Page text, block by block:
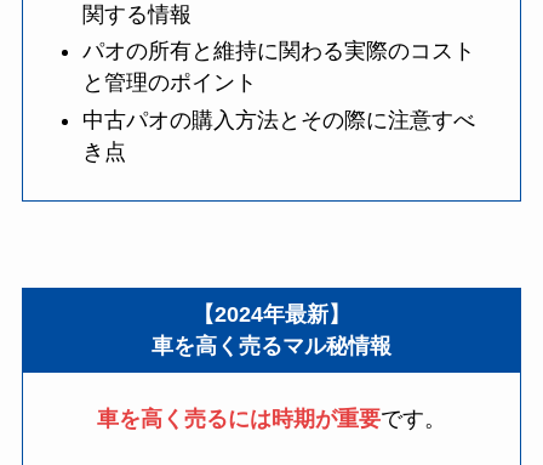
関する情報
パオの所有と維持に関わる実際のコスト
と管理のポイント
中古パオの購入方法とその際に注意すべ
き点
【2024年最新】
車を高く売るマル秘情報
車を高く売るには時期が重要です。